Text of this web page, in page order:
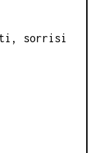
sorrisi